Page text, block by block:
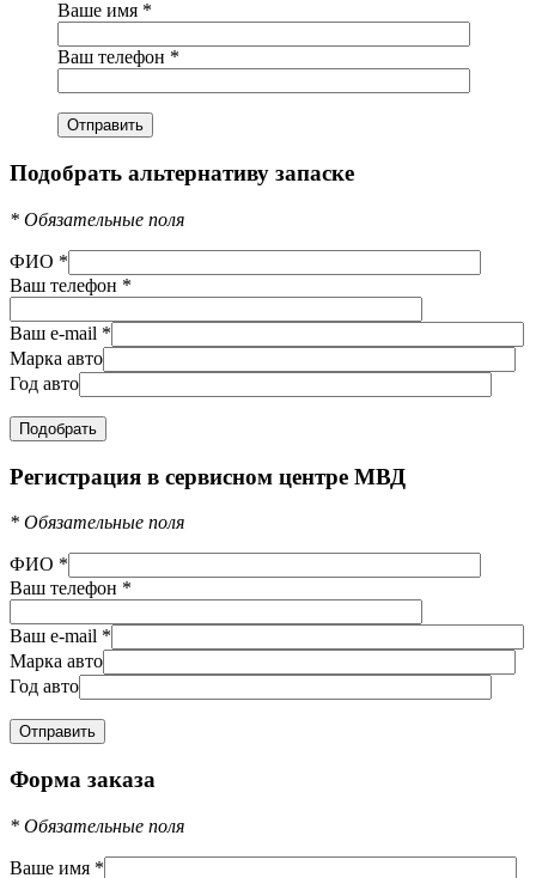
Ваше имя *
Ваш телефон *
Подобрать альтернативу запаске
* Обязательные поля
ФИО *
Ваш телефон *
Ваш e-mail *
Марка авто
Год авто
Регистрация в сервисном центре МВД
* Обязательные поля
ФИО *
Ваш телефон *
Ваш e-mail *
Марка авто
Год авто
Форма заказа
* Обязательные поля
Ваше имя *